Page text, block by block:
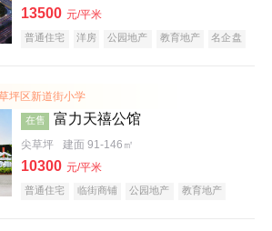
13500 元/平米
普通住宅 洋房 公园地产 教育地产
名企盘
坪区新道街小学
在售 富力天禧公馆
尖草坪 建面 91-146㎡
10300 元/平米
普通住宅 临街商铺 公园地产
教育地产